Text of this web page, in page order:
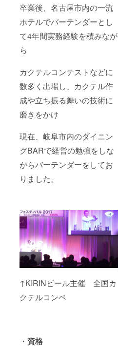
卒業後、名古屋市内の一流
ホテルでバーテンダーとし
て4年間実務経験を積みなが
ら
カクテルコンテストなどに
数多く出場し、カクテル作
成や立ち振る舞いの技術に
磨きをかけ
現在、岐阜市内のダイニン
グBARで経営の勉強をしな
がらバーテンダーをしてお
りました。
↑KIRINビール主催 全国カ
クテルコンペ
・ 資格